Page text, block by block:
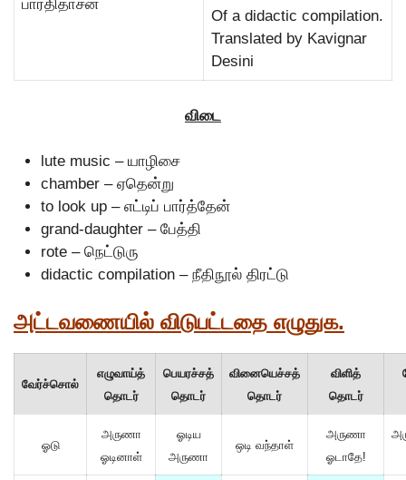
பாரதிதாசன்
Of a didactic compilation.
Translated by Kavignar
Desini
விடை
lute music – யாழிசை
chamber – ஏதென்று
to look up – எட்டிப் பார்த்தேன்
grand-daughter – பேத்தி
rote – நெட்டுரு
didactic compilation – நீதிநூல் திரட்டு
அட்டவணையில் விடுபட்டதை எழுதுக.
வேர்ச்சொல்
எழுவாய்த்
தொடர்
பெயரச்சத்
தொடர்
வினையெச்சத்
தொடர்
விளித்
தொடர்
ஓடு
அருணா
ஓடினாள்
ஓடிய
அருணா
ஒடி வந்தாள்
அருணா
ஓடாதே!